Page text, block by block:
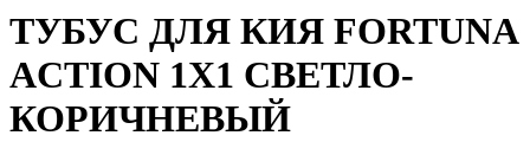
ТУБУС ДЛЯ КИЯ FORTUNA
ACTION 1X1 СВЕТЛО-
КОРИЧНЕВЫЙ